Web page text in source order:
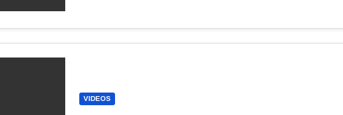
VIDEOS